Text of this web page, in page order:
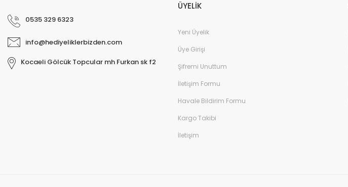
0535 329 6323
info@hediyeliklerbizden.com
Kocaeli Gölcük Topcular mh Furkan sk f2
ÜYELİK
Yeni Üyelik
Üye Girişi
Şifremi Unuttum
İletişim Formu
Havale Bildirim Formu
Kargo Takibi
İletişim